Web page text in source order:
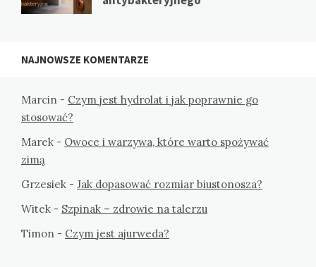
NAJNOWSZE KOMENTARZE
Marcin - Czym jest hydrolat i jak poprawnie go
stosować?
Marek - Owoce i warzywa, które warto spożywać
zimą
Grzesiek - Jak dopasować rozmiar biustonosza?
Witek - Szpinak – zdrowie na talerzu
Timon - Czym jest ajurweda?